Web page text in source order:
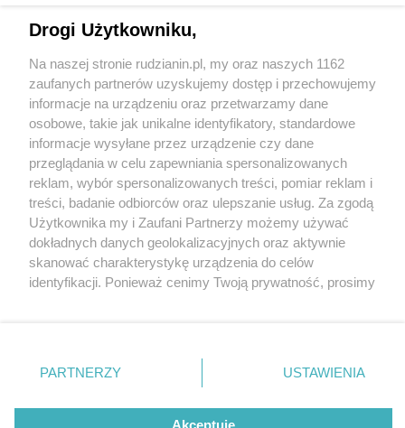
4 / 0
Wydawca mediów
Nie zapomnij
zapoznać się z:
polityką prywatności regulamin korzystania z portali
Twojemiasto
Piekary Śląskie
Chorzów
Tarnowskie Góry
Gliwice
Skontakuj sięz nami
Kontakt
Wydawca
Redakcja
Drogi Użytkowniku,
Na naszej stronie rudzianin.pl, my oraz naszych 1162
zaufanych partnerów uzyskujemy dostęp i przechowujemy
informacje na urządzeniu oraz przetwarzamy dane
osobowe, takie jak unikalne identyfikatory, standardowe
informacje wysyłane przez urządzenie czy dane
przeglądania w celu zapewniania spersonalizowanych
reklam, wybór spersonalizowanych treści, pomiar reklam i
treści, badanie odbiorców oraz ulepszanie usług. Za zgodą
Użytkownika my i Zaufani Partnerzy możemy używać
dokładnych danych geolokalizacyjnych oraz aktywnie
skanować charakterystykę urządzenia do celów
identyfikacji. Ponieważ cenimy Twoją prywatność, prosimy
prywatności znajdujący się w lewym dolnym rogu strony
. Niektóre rodzaje przetwarzania danych nie wymagają
zgody użytkownika, ale masz prawo sprzeciwić się
takiemu przetwarzaniu. Preferencje będą miały
PARTNERZY USTAWIENIA
Akceptuję